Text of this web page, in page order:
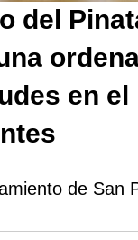
del
en el
de San